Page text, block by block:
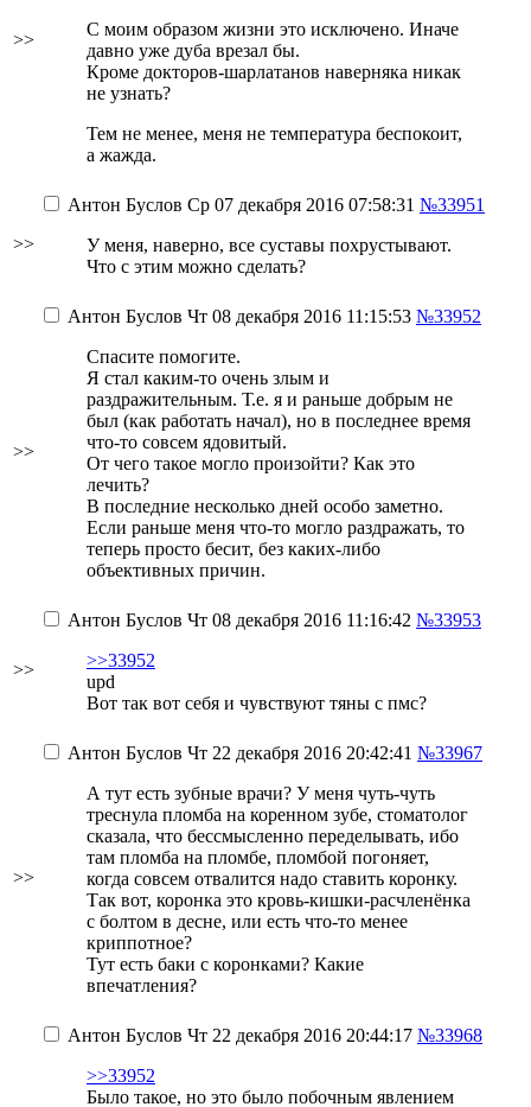
>>
С моим образом жизни это исключено. Иначе
давно уже дуба врезал бы.
Кроме докторов-шарлатанов наверняка никак
не узнать?
Тем не менее, меня не температура беспокоит,
а жажда.
>>
Антон Буслов Ср 07 декабря 2016 07:58:31 №33951
У меня, наверно, все суставы похрустывают.
Что с этим можно сделать?
>>
Антон Буслов Чт 08 декабря 2016 11:15:53 №33952
Спасите помогите.
Я стал каким-то очень злым и
раздражительным. Т.е. я и раньше добрым не
был (как работать начал), но в последнее время
что-то совсем ядовитый.
От чего такое могло произойти? Как это
лечить?
В последние несколько дней особо заметно.
Если раньше меня что-то могло раздражать, то
теперь просто бесит, без каких-либо
объективных причин.
>>
Антон Буслов Чт 08 декабря 2016 11:16:42 №33953
>>33952
upd
Вот так вот себя и чувствуют тяны с пмс?
>>
Антон Буслов Чт 22 декабря 2016 20:42:41 №33967
А тут есть зубные врачи? У меня чуть-чуть
треснула пломба на коренном зубе, стоматолог
сказала, что бессмысленно переделывать, ибо
там пломба на пломбе, пломбой погоняет,
когда совсем отвалится надо ставить коронку.
Так вот, коронка это кровь-кишки-расчленёнка
с болтом в десне, или есть что-то менее
криппотное?
Тут есть баки с коронками? Какие
впечатления?
Антон Буслов Чт 22 декабря 2016 20:44:17 №33968
>>33952
Было такое, но это было побочным явлением